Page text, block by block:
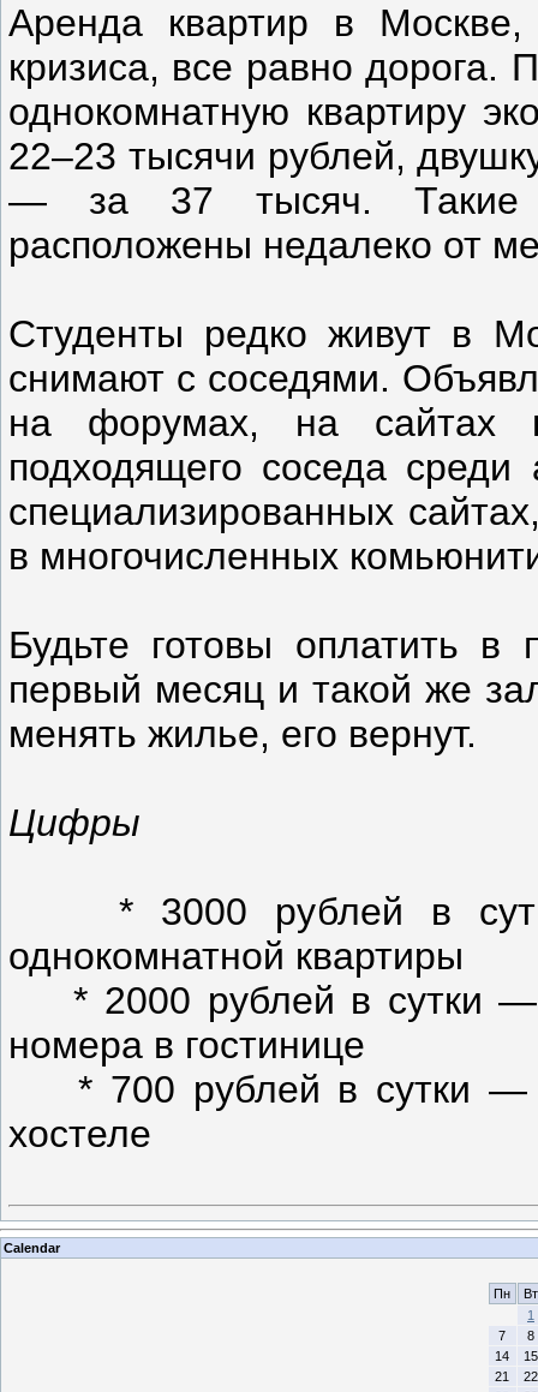
Аренда квартир в
кризиса, все равно дорога.
однокомнатную квартиру
22–23 тысячи рублей,
— за 37 тысяч. Такие
расположены недалеко от
Студенты редко живут в
снимают с соседями.
на форумах, на сайтах
подходящего соседа
специализированных
в многочисленных
Будьте готовы оплатить
первый месяц и такой же
менять жилье, его вернут.
Цифры
* 3000 рублей в
однокомнатной квартиры
* 2000 рублей в сутки —
номера в гостинице
* 700 рублей в сутки —
хостеле
Calendar
Пн
Вт
1
7
8
14
15
21
22